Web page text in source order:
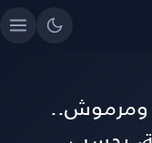
ومرموش..